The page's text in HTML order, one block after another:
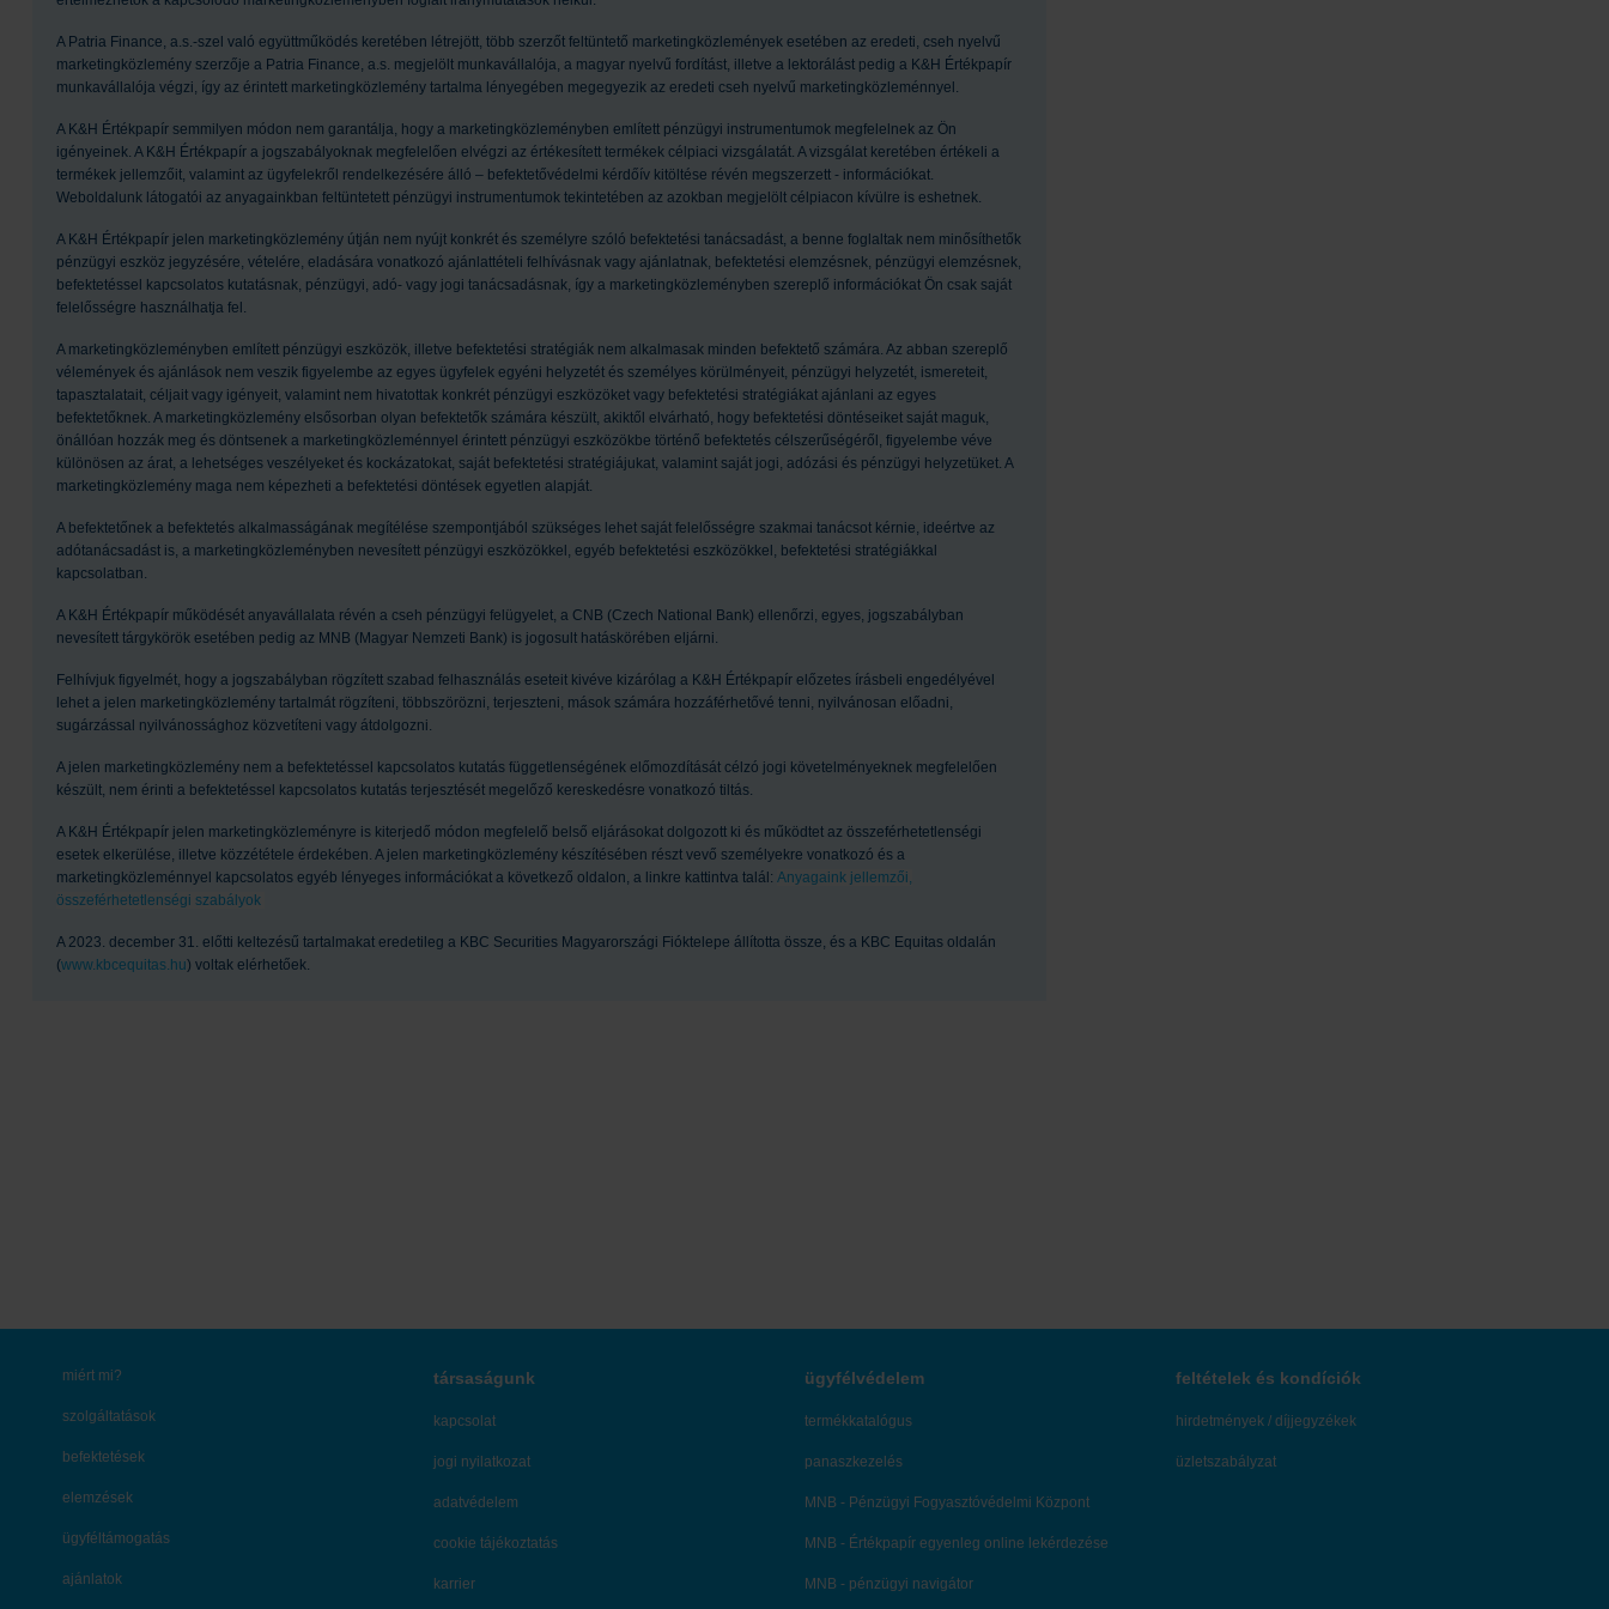
A Patria Finance, a.s.-szel való együttműködés keretében létrejött, több szerzőt feltüntető marketingközlemények esetében az eredeti, cseh nyelvű
marketingközlemény szerzője a Patria Finance, a.s. megjelölt munkavállalója, a magyar nyelvű fordítást, illetve a lektorálást pedig a K&H Értékpapír
munkavállalója végzi, így az érintett marketingközlemény tartalma lényegében megegyezik az eredeti cseh nyelvű marketingközleménnyel.
A K&H Értékpapír semmilyen módon nem garantálja, hogy a marketingközleményben említett pénzügyi instrumentumok megfelelnek az Ön
igényeinek. A K&H Értékpapír a jogszabályoknak megfelelően elvégzi az értékesített termékek célpiaci vizsgálatát. A vizsgálat keretében értékeli a
termékek jellemzőit, valamint az ügyfelekről rendelkezésére álló – befektetővédelmi kérdőív kitöltése révén megszerzett - információkat.
Weboldalunk látogatói az anyagainkban feltüntetett pénzügyi instrumentumok tekintetében az azokban megjelölt célpiacon kívülre is eshetnek.
A K&H Értékpapír jelen marketingközlemény útján nem nyújt konkrét és személyre szóló befektetési tanácsadást, a benne foglaltak nem minősíthetők
pénzügyi eszköz jegyzésére, vételére, eladására vonatkozó ajánlattételi felhívásnak vagy ajánlatnak, befektetési elemzésnek, pénzügyi elemzésnek,
befektetéssel kapcsolatos kutatásnak, pénzügyi, adó- vagy jogi tanácsadásnak, így a marketingközleményben szereplő információkat Ön csak saját
felelősségre használhatja fel.
A marketingközleményben említett pénzügyi eszközök, illetve befektetési stratégiák nem alkalmasak minden befektető számára. Az abban szereplő
vélemények és ajánlások nem veszik figyelembe az egyes ügyfelek egyéni helyzetét és személyes körülményeit, pénzügyi helyzetét, ismereteit,
tapasztalatait, céljait vagy igényeit, valamint nem hivatottak konkrét pénzügyi eszközöket vagy befektetési stratégiákat ajánlani az egyes
befektetőknek. A marketingközlemény elsősorban olyan befektetők számára készült, akiktől elvárható, hogy befektetési döntéseiket saját maguk,
önállóan hozzák meg és döntsenek a marketingközleménnyel érintett pénzügyi eszközökbe történő befektetés célszerűségéről, figyelembe véve
különösen az árat, a lehetséges veszélyeket és kockázatokat, saját befektetési stratégiájukat, valamint saját jogi, adózási és pénzügyi helyzetüket. A
marketingközlemény maga nem képezheti a befektetési döntések egyetlen alapját.
A befektetőnek a befektetés alkalmasságának megítélése szempontjából szükséges lehet saját felelősségre szakmai tanácsot kérnie, ideértve az
adótanácsadást is, a marketingközleményben nevesített pénzügyi eszközökkel, egyéb befektetési eszközökkel, befektetési stratégiákkal
kapcsolatban.
A K&H Értékpapír működését anyavállalata révén a cseh pénzügyi felügyelet, a CNB (Czech National Bank) ellenőrzi, egyes, jogszabályban
nevesített tárgykörök esetében pedig az MNB (Magyar Nemzeti Bank) is jogosult hatáskörében eljárni.
Felhívjuk figyelmét, hogy a jogszabályban rögzített szabad felhasználás eseteit kivéve kizárólag a K&H Értékpapír előzetes írásbeli engedélyével
lehet a jelen marketingközlemény tartalmát rögzíteni, többszörözni, terjeszteni, mások számára hozzáférhetővé tenni, nyilvánosan előadni,
sugárzással nyilvánossághoz közvetíteni vagy átdolgozni.
A jelen marketingközlemény nem a befektetéssel kapcsolatos kutatás függetlenségének előmozdítását célzó jogi követelményeknek megfelelően
készült, nem érinti a befektetéssel kapcsolatos kutatás terjesztését megelőző kereskedésre vonatkozó tiltás.
A K&H Értékpapír jelen marketingközleményre is kiterjedő módon megfelelő belső eljárásokat dolgozott ki és működtet az összeférhetetlenségi
esetek elkerülése, illetve közzététele érdekében. A jelen marketingközlemény készítésében részt vevő személyekre vonatkozó és a
marketingközleménnyel kapcsolatos egyéb lényeges információkat a következő oldalon, a linkre kattintva talál: Anyagaink jellemzői,
összeférhetetlenségi szabályok
A 2023. december 31. előtti keltezésű tartalmakat eredetileg a KBC Securities Magyarországi Fióktelepe állította össze, és a KBC Equitas oldalán
(www.kbcequitas.hu) voltak elérhetőek.
miért mi?
szolgáltatások
befektetések
elemzések
ügyféltámogatás
ajánlatok
társaságunk
kapcsolat
jogi nyilatkozat
adatvédelem
cookie tájékoztatás
karrier
ügyfélvédelem
termékkatalógus
panaszkezelés
MNB - Pénzügyi Fogyasztóvédelmi Központ
MNB - Értékpapír egyenleg online lekérdezése
MNB - pénzügyi navigátor
feltételek és kondíciók
hirdetmények / díjjegyzékek
üzletszabályzat